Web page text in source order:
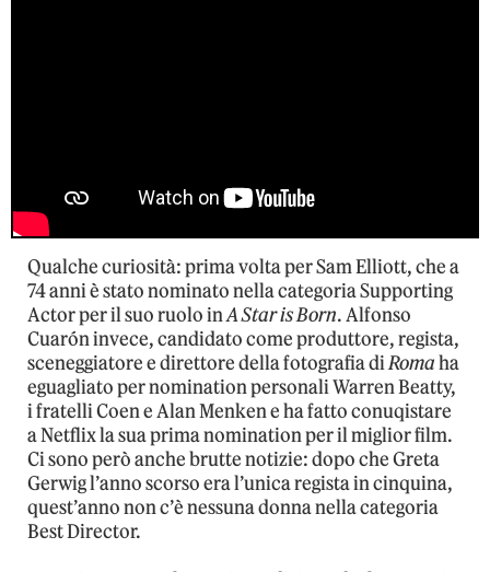
Qualche curiosità: prima volta per Sam Elliott, che a
74 anni è stato nominato nella categoria Supporting
Actor per il suo ruolo inA Star is Born. Alfonso
Cuarón invece, candidato come produttore, regista,
sceneggiatore e direttore della fotografia diRomaha
eguagliato per nomination personali Warren Beatty,
i fratelli Coen e Alan Menken e ha fatto conuqistare
a Netflix la sua prima nomination per il miglior film.
Ci sono però anche brutte notizie: dopo che Greta
Gerwig l’anno scorso era l’unica regista in cinquina,
quest’anno non c’è nessuna donna nella categoria
Best Director.